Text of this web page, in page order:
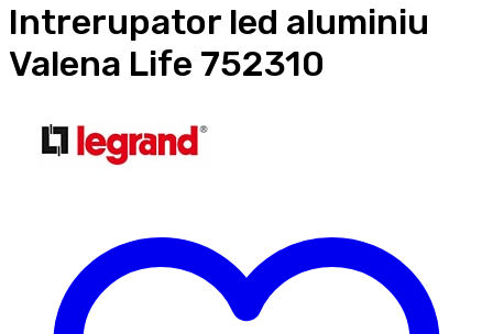
Intrerupator led aluminiu
Valena Life 752310